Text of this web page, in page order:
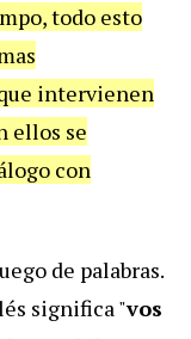
todo esto
intervienen
ellos se
con
de palabras.
significa "vos